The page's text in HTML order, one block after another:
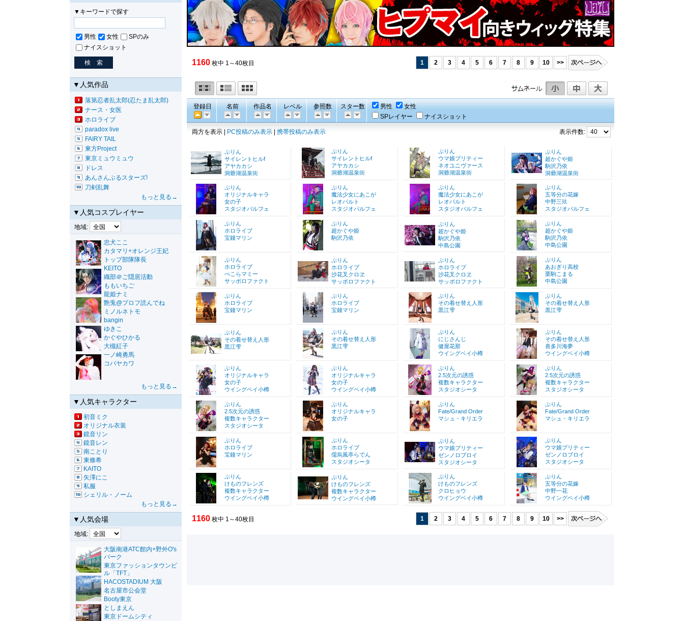
▼キーワードで探す
男性 女性
SPのみ
ナイスショット
▼人気作品
落第忍者乱太郎(忍たま乱太郎)
ナース・女医
ホロライブ
paradox live
FAIRY TAIL
東方Project
東京ミュウミュウ
ドレス
あんさんぶるスターズ!
刀剣乱舞
もっと見る→
▼人気コスプレイヤー
地域:
忠犬ここ
カタマリ+オレンジ王妃
トップ部隊隊長
KEITO
織部＠ご隠居活動
ももいちご
龍姫ナミ
艶兎@プロフ読んでね
ミノルネトモ
bangin
ゆきこ
かぐやひかる
大槻紅子
一ノ崎勇馬
コバヤカワ
もっと見る→
▼人気キャラクター
初音ミク
オリジナル衣装
鏡音リン
鏡音レン
南ことり
東條希
KAITO
矢澤にこ
私服
シェリル・ノーム
もっと見る→
▼人気会場
地域:
大阪南港ATC館内+野外O's
パーク
東京ファッションタウンビ
ル「TFT」
HACOSTADIUM 大阪
名古屋市公会堂
Booty東京
としまえん
東京ドームシティ
1160 枚中 1～40枚目 1 2 3 4 5 6 7 8 9 10 >>
登録日 名前 作品名 レベル 参照数 スター数 男性
女性
SPレイヤー
ナイスショット
両方を表示 | PC投稿のみ表示 携帯投稿のみ表示 表示件数:
ぷりん
サイレントヒルf
アヤカカシ
洞爺湖温泉街
ぷりん
サイレントヒルf
アヤカカシ
洞爺湖温泉街
ぷりん
ウマ娘プリティー
ネオユニヴァース
洞爺湖温泉街
ぷりん
超かぐや姫
駒沢乃依
洞爺湖温泉街
ぷりん
オリジナルキャラ
女の子
スタジオパルフェ
ぷりん
魔法少女にあこが
レオパルト
スタジオパルフェ
ぷりん
魔法少女にあこが
レオパルト
スタジオパルフェ
ぷりん
五等分の花嫁
中野三玖
スタジオパルフェ
ぷりん
ホロライブ
宝鐘マリン
ぷりん
超かぐや姫
駒沢乃依
ぷりん
超かぐや姫
駒沢乃依
中島公園
ぷりん
超かぐや姫
駒沢乃依
中島公園
ぷりん
ホロライブ
ぺこらマミー
サッポロファクト
ぷりん
ホロライブ
沙花叉クロヱ
サッポロファクト
ぷりん
ホロライブ
沙花叉クロヱ
サッポロファクト
ぷりん
あおぎり高校
栗駒こまる
中島公園
ぷりん
ホロライブ
宝鐘マリン
ぷりん
ホロライブ
宝鐘マリン
ぷりん
その着せ替え人形
黒江雫
ぷりん
その着せ替え人形
黒江雫
ぷりん
その着せ替え人形
黒江雫
ぷりん
その着せ替え人形
黒江雫
ぷりん
にじさんじ
健屋花那
ウイングベイ小樽
ぷりん
その着せ替え人形
喜多川海夢
ウイングベイ小樽
ぷりん
オリジナルキャラ
女の子
ウイングベイ小樽
ぷりん
オリジナルキャラ
女の子
ウイングベイ小樽
ぷりん
2.5次元の誘惑
複数キャラクター
スタジオシータ
ぷりん
2.5次元の誘惑
複数キャラクター
スタジオシータ
ぷりん
2.5次元の誘惑
複数キャラクター
スタジオシータ
ぷりん
オリジナルキャラ
女の子
ぷりん
Fate/Grand Order
マシュ・キリエラ
ぷりん
Fate/Grand Order
マシュ・キリエラ
ぷりん
ホロライブ
宝鐘マリン
ぷりん
ホロライブ
儒烏風亭らでん
スタジオシータ
ぷりん
ウマ娘プリティー
ゼンノロブロイ
スタジオシータ
ぷりん
ウマ娘プリティー
ゼンノロブロイ
スタジオシータ
ぷりん
けものフレンズ
複数キャラクター
ウイングベイ小樽
ぷりん
けものフレンズ
複数キャラクター
ウイングベイ小樽
ぷりん
けものフレンズ
クロヒョウ
ウイングベイ小樽
ぷりん
五等分の花嫁
中野一花
ウイングベイ小樽
1160 枚中 1～40枚目 1 2 3 4 5 6 7 8 9 10 >>